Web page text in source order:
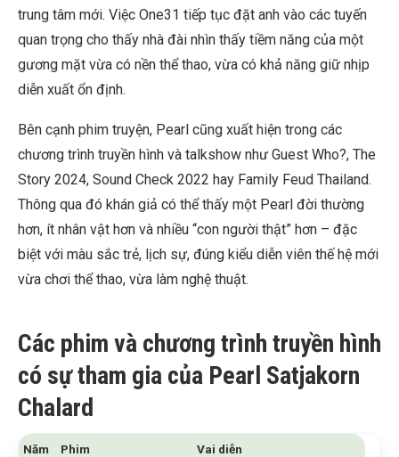
trung tâm mới. Việc One31 tiếp tục đặt anh vào các tuyến
quan trọng cho thấy nhà đài nhìn thấy tiềm năng của một
gương mặt vừa có nền thể thao, vừa có khả năng giữ nhịp
diễn xuất ổn định.
Bên cạnh phim truyện, Pearl cũng xuất hiện trong các
chương trình truyền hình và talkshow như Guest Who?, The
Story 2024, Sound Check 2022 hay Family Feud Thailand.
Thông qua đó khán giả có thể thấy một Pearl đời thường
hơn, ít nhân vật hơn và nhiều “con người thật” hơn – đặc
biệt với màu sắc trẻ, lịch sự, đúng kiểu diễn viên thế hệ mới
vừa chơi thể thao, vừa làm nghệ thuật.
Các phim và chương trình truyền hình
có sự tham gia của Pearl Satjakorn
Chalard
Năm Phim Vai diễn